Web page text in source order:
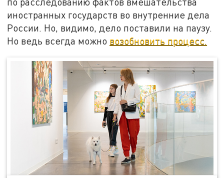
иностранных государств во внутренние дела
России. Но, видимо, дело поставили на паузу.
Но ведь всегда можно возобновить процесс.